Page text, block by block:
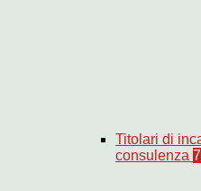
Titolari di
consulenza